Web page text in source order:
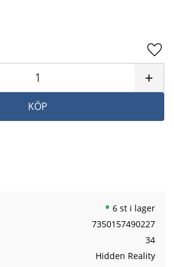
+
KÖP
6 st i lager
7350157490227
34
Hidden Reality